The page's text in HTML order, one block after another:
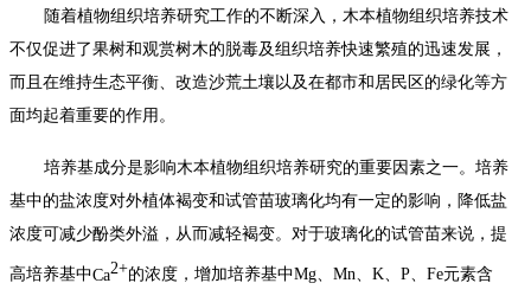
随着植物组织培养研究工作的不断深入，木本植物组织培养技术
不仅促进了果树和观赏树木的脱毒及组织培养快速繁殖的迅速发展，
而且在维持生态平衡、改造沙荒土壤以及在都市和居民区的绿化等方
面均起着重要的作用。
培养基成分是影响木本植物组织培养研究的重要因素之一。培养
基中的盐浓度对外植体褐变和试管苗玻璃化均有一定的影响，降低盐
浓度可减少酚类外溢，从而减轻褐变。对于玻璃化的试管苗来说，提
高培养基中Ca2+的浓度，增加培养基中Mg、 Mn、 K、 P、 Fe元素含